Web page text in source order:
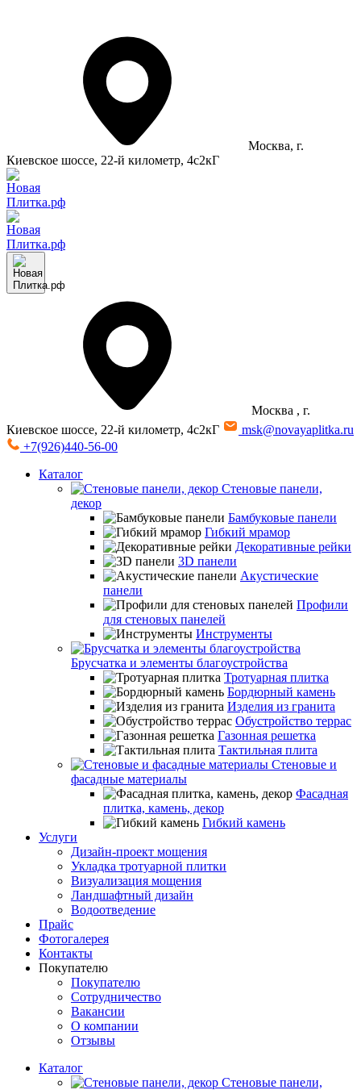
Москва, г.
Киевское шоссе, 22-й километр, 4с2кГ
Москва , г.
Киевское шоссе, 22-й километр, 4с2кГ
msk@novayaplitka.ru
+7(926)440-56-00
Каталог
Стеновые панели,
декор
Бамбуковые панели
Гибкий мрамор
Декоративные рейки
3D панели
Акустические
панели
Профили
для стеновых панелей
Инструменты
Брусчатка и элементы благоустройства
Тротуарная плитка
Бордюрный камень
Изделия из гранита
Обустройство террас
Газонная решетка
Тактильная плита
Стеновые и
фасадные материалы
Фасадная
плитка, камень, декор
Гибкий камень
Услуги
Дизайн-проект мощения
Укладка тротуарной плитки
Визуализация мощения
Ландшафтный дизайн
Водоотведение
Прайс
Фотогалерея
Контакты
Покупателю
Покупателю
Сотрудничество
Вакансии
О компании
Отзывы
Каталог
Стеновые панели,